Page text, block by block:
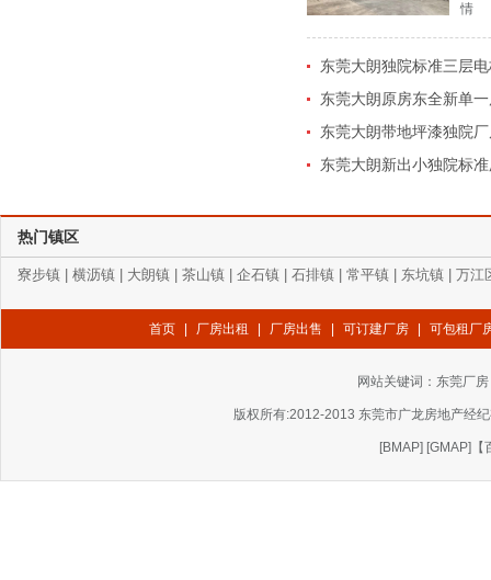
情
东莞大朗独院标准三层
东莞大朗原房东全新单
东莞大朗带地坪漆独院
东莞大朗新出小独院标
热门镇区
寮步镇 横沥镇 大朗镇 茶山镇 企石镇 石排镇 常平镇 东坑镇 万江
首页 厂房出租 厂房出售 可订建厂房 可包租厂
网站关键词： 东莞厂房
版权所有:2012-2013 东莞市广龙房地产经
[BMAP] [GMAP]